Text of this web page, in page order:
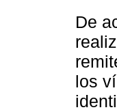
De
los